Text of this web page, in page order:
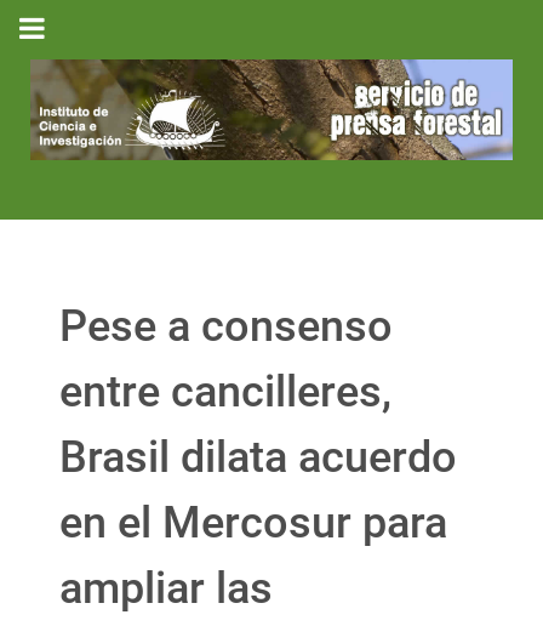
Pese a consenso
entre cancilleres,
Brasil dilata acuerdo
en el Mercosur para
ampliar las